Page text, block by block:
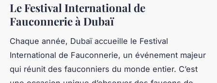
Le Festival International de
Fauconnerie à Dubaï
Chaque année, Dubaï accueille le Festival
International de Fauconnerie, un événement majeur
qui réunit des fauconniers du monde entier. C’est